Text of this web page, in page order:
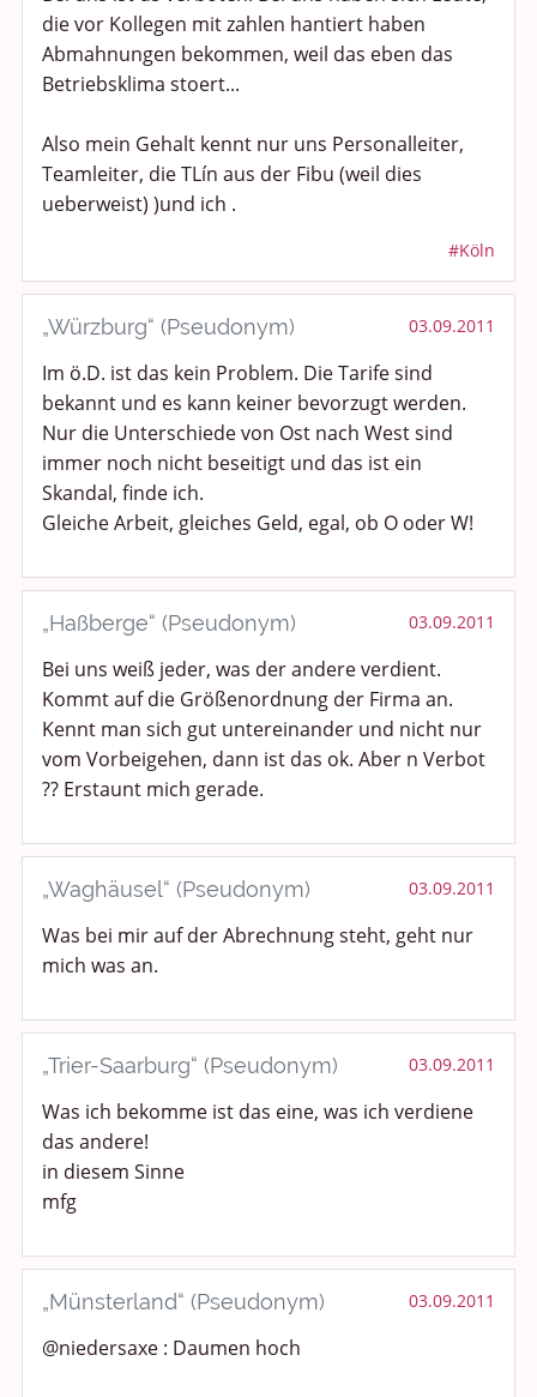
die vor Kollegen mit zahlen hantiert haben
Abmahnungen bekommen, weil das eben das
Betriebsklima stoert...
Also mein Gehalt kennt nur uns Personalleiter,
Teamleiter, die TLín aus der Fibu (weil dies
ueberweist) )und ich .
#Köln
„Würzburg“ (Pseudonym) 03.09.2011
Im ö.D. ist das kein Problem. Die Tarife sind
bekannt und es kann keiner bevorzugt werden.
Nur die Unterschiede von Ost nach West sind
immer noch nicht beseitigt und das ist ein
Skandal, finde ich.
Gleiche Arbeit, gleiches Geld, egal, ob O oder W!
„Haßberge“ (Pseudonym) 03.09.2011
Bei uns weiß jeder, was der andere verdient.
Kommt auf die Größenordnung der Firma an.
Kennt man sich gut untereinander und nicht nur
vom Vorbeigehen, dann ist das ok. Aber n Verbot
?? Erstaunt mich gerade.
„Waghäusel“ (Pseudonym) 03.09.2011
Was bei mir auf der Abrechnung steht, geht nur
mich was an.
„Trier-Saarburg“ (Pseudonym) 03.09.2011
Was ich bekomme ist das eine, was ich verdiene
das andere!
in diesem Sinne
mfg
„Münsterland“ (Pseudonym) 03.09.2011
@niedersaxe : Daumen hoch